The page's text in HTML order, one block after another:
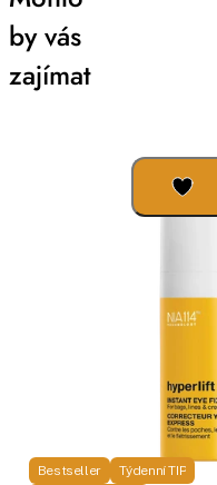
by vás
zajímat
Bestseller
Týdenní TIP